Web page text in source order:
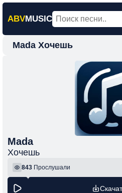
ABVMUSIC
Главная
Шансон
Фонк
Mada Хочешь
Mada
Хочешь
843 Прослушали